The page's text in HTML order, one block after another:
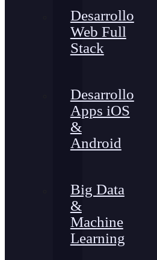
Desarrollo
Web Full
Stack
Desarrollo
Apps iOS
&
Android
Big Data
&
Machine
Learning